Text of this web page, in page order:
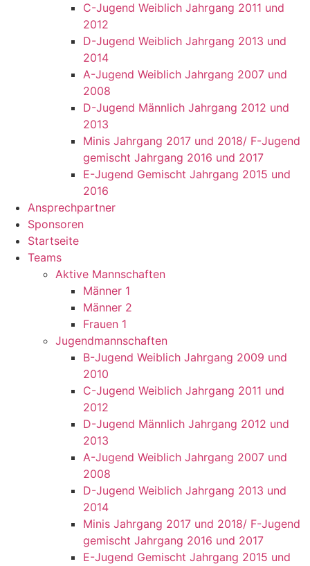
C-Jugend Weiblich Jahrgang 2011 und
2012
D-Jugend Weiblich Jahrgang 2013 und
2014
A-Jugend Weiblich Jahrgang 2007 und
2008
D-Jugend Männlich Jahrgang 2012 und
2013
Minis Jahrgang 2017 und 2018/ F-Jugend
gemischt Jahrgang 2016 und 2017
E-Jugend Gemischt Jahrgang 2015 und
2016
Ansprechpartner
Sponsoren
Startseite
Teams
Aktive Mannschaften
Männer 1
Männer 2
Frauen 1
Jugendmannschaften
B-Jugend Weiblich Jahrgang 2009 und
2010
C-Jugend Weiblich Jahrgang 2011 und
2012
D-Jugend Männlich Jahrgang 2012 und
2013
A-Jugend Weiblich Jahrgang 2007 und
2008
D-Jugend Weiblich Jahrgang 2013 und
2014
Minis Jahrgang 2017 und 2018/ F-Jugend
gemischt Jahrgang 2016 und 2017
E-Jugend Gemischt Jahrgang 2015 und